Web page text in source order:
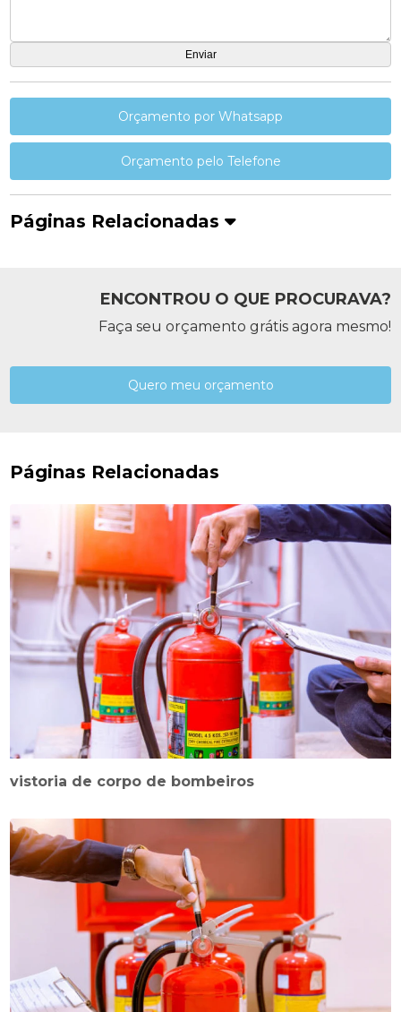
Orçamento por Whatsapp
Orçamento pelo Telefone
Páginas Relacionadas
ENCONTROU O QUE PROCURAVA?
Faça seu orçamento grátis agora mesmo!
Quero meu orçamento
Páginas Relacionadas
vistoria de corpo de bombeiros